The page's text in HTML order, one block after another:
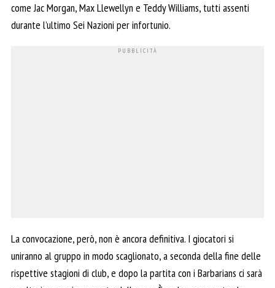
come Jac Morgan, Max Llewellyn e Teddy Williams, tutti assenti
durante l’ultimo Sei Nazioni per infortunio.
La convocazione, però, non è ancora definitiva. I giocatori si
uniranno al gruppo in modo scaglionato, a seconda della fine delle
rispettive stagioni di club, e dopo la partita con i Barbarians ci sarà